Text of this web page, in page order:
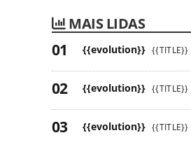
MAIS LIDAS
{{evolution}} {{TITLE}}
{{evolution}} {{TITLE}}
{{evolution}} {{TITLE}}